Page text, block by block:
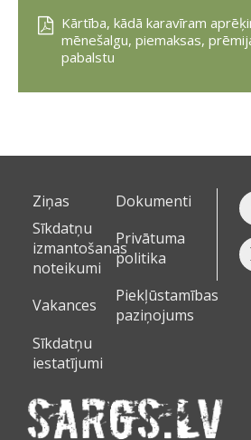
Kārtība, kādā karavīram
mēnešalgu, piemaksas,
pabalstu
Ziņas
Dokumenti
Sīkdatņu
izmantošanas
noteikumi
Privātuma
politika
Vakances
Piekļūstamības
paziņojums
Sīkdatņu
iestatījumi